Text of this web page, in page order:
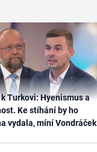
Turkovi: Hyenismus a
Ke stíhání by ho
vydala, míní Vondráček